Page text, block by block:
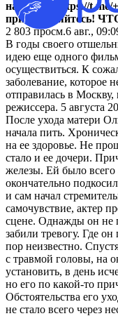
наш чат - https://
присоединяйтесь!
2 803просм.6 авг.,
В годы своего
идею еще одного
осуществиться. К
заболевание, которое
отправилась в
режиссера. 5 августа
После ухода матери
начала пить.
на ее здоровье. Не
стало и ее дочери.
железы. Ей было
окончательно
и сам начал
самочувствие, актер
сцене. Однажды он не
забили тревогу. Где
пор неизвестно.
с травмой головы, на
установить, в день
но его по какой-то
Обстоятельства его
не стало всего через